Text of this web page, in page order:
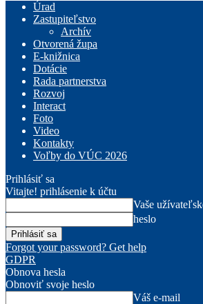
Úrad
Zastupiteľstvo
Archív
Otvorená župa
E-knižnica
Dotácie
Rada partnerstva
Rozvoj
Interact
Foto
Video
Kontakty
Voľby do VÚC 2026
Prihlásiť sa
Vitajte! prihlásenie k účtu
Vaše
heslo
Forgot your password? Get help
GDPR
Obnova hesla
Obnoviť svoje heslo
Váš e-mail